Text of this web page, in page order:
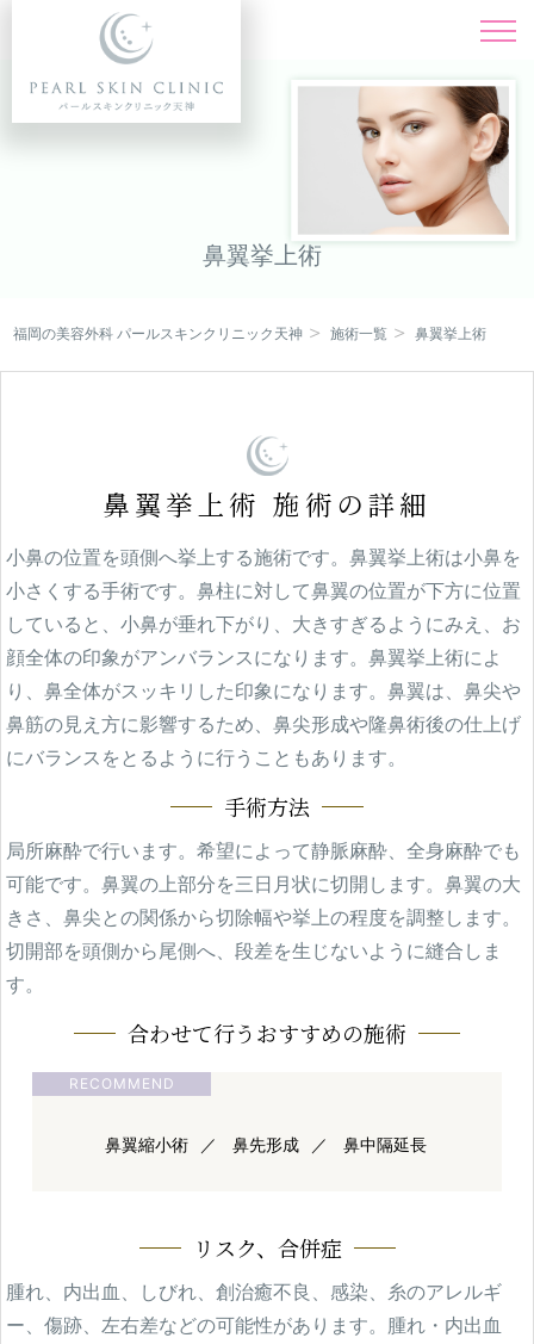
WEBカウンセリング予約
施術一覧
Doctor
Campaign
Clinic
オンライン診療
Online
ブログ
Blog
ENGLISH
Clinic
鼻翼挙上術
福岡の美容外科 パールスキンクリニック天神 施術一覧 鼻翼挙上術
鼻翼挙上術 施術の詳細
小鼻の位置を頭側へ挙上する施術です。鼻翼挙上術は小鼻を
小さくする手術です。鼻柱に対して鼻翼の位置が下方に位置
していると、小鼻が垂れ下がり、大きすぎるようにみえ、お
顔全体の印象がアンバランスになります。鼻翼挙上術によ
り、鼻全体がスッキリした印象になります。鼻翼は、鼻尖や
鼻筋の見え方に影響するため、鼻尖形成や隆鼻術後の仕上げ
にバランスをとるように行うこともあります。
手術方法
局所麻酔で行います。希望によって静脈麻酔、全身麻酔でも
可能です。鼻翼の上部分を三日月状に切開します。鼻翼の大
きさ、鼻尖との関係から切除幅や挙上の程度を調整します。
切開部を頭側から尾側へ、段差を生じないように縫合しま
す。
合わせて行うおすすめの施術
鼻翼縮小術 鼻先形成 鼻中隔延長
リスク、合併症
腫れ、内出血、しびれ、創治癒不良、感染、糸のアレルギ
ー、傷跡、左右差などの可能性があります。腫れ・内出血